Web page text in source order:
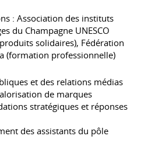
: Association des instituts
du Champagne UNESCO
solidaires), Fédération
(formation professionnelle)
et des relations médias
de marques
stratégiques et réponses
des assistants du pôle